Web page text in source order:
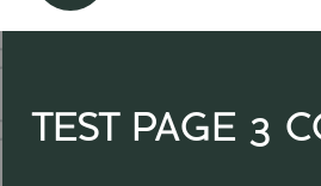
TEST PAGE 3